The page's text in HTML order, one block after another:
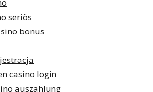
seriös
bonus
casino login
auszahlung